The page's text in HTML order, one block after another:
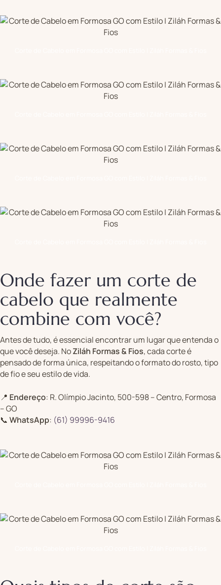
Onde fazer um corte de
cabelo que realmente
combine com você?
Antes de tudo, é essencial encontrar um lugar que entenda o
que você deseja. NoZiláh Formas & Fios, cada corte é
pensado de forma única, respeitando o formato do rosto, tipo
de fio e seu estilo de vida.
📍 Endereço: R. Olímpio Jacinto, 500-598 – Centro, Formosa
– GO
📞 WhatsApp: (61) 99996-9416